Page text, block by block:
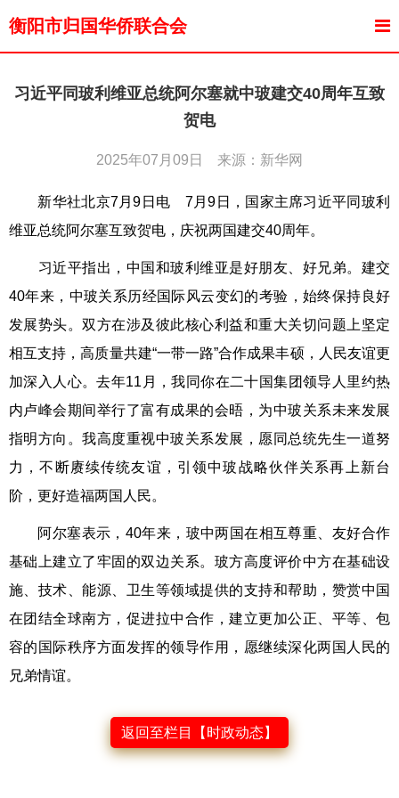
衡阳市归国华侨联合会
习近平同玻利维亚总统阿尔塞就中玻建交40周年互致
贺电
2025年07月09日 来源：新华网
新华社北京7月9日电 7月9日，国家主席习近平同玻利
维亚总统阿尔塞互致贺电，庆祝两国建交40周年。
习近平指出，中国和玻利维亚是好朋友、好兄弟。建交
40年来，中玻关系历经国际风云变幻的考验，始终保持良好
发展势头。双方在涉及彼此核心利益和重大关切问题上坚定
相互支持，高质量共建“一带一路”合作成果丰硕，人民友谊更
加深入人心。去年11月，我同你在二十国集团领导人里约热
内卢峰会期间举行了富有成果的会晤，为中玻关系未来发展
指明方向。我高度重视中玻关系发展，愿同总统先生一道努
力，不断赓续传统友谊，引领中玻战略伙伴关系再上新台
阶，更好造福两国人民。
阿尔塞表示，40年来，玻中两国在相互尊重、友好合作
基础上建立了牢固的双边关系。玻方高度评价中方在基础设
施、技术、能源、卫生等领域提供的支持和帮助，赞赏中国
在团结全球南方，促进拉中合作，建立更加公正、平等、包
容的国际秩序方面发挥的领导作用，愿继续深化两国人民的
兄弟情谊。
返回至栏目【时政动态】